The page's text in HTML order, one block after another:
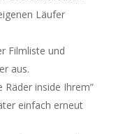
Läufer
Filmliste und
aus.
Räder inside Ihrem”
einfach erneut